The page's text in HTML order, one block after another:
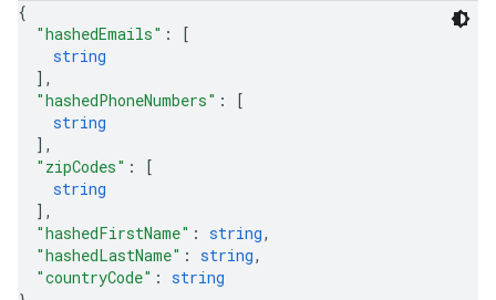
{
"hashedEmails" :
[
string
] ,
"hashedPhoneNumbers" :
[
string
] ,
"zipCodes" :
[
string
] ,
"hashedFirstName" : string,
"hashedLastName" : string,
"countryCode" : string